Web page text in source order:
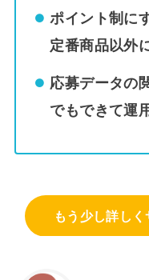
ポイント制に
定番商品以外
応募データの
でもできて運
もう少し詳し